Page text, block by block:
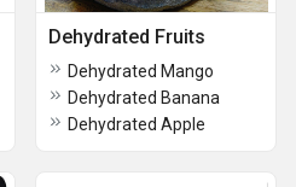
Dehydrated Fruits
Dehydrated Mango
Dehydrated Banana
Dehydrated Apple